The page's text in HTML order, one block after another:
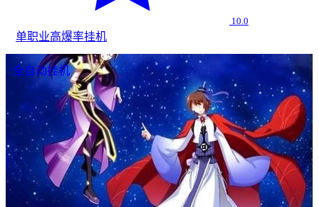
10.0
单职业高爆率挂机
全自动挂机